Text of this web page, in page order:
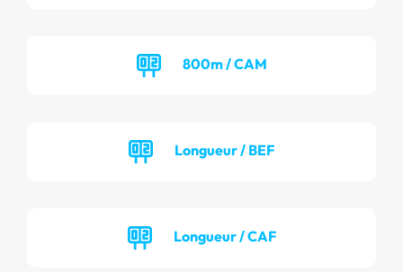
800m / CAM
Longueur / BEF
Longueur / CAF